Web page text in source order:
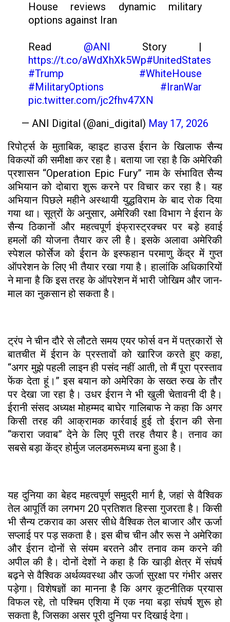
House reviews dynamic military
options against Iran
Read @ANI Story |
https://t.co/aWdXhXk5Wp#UnitedStates
#Trump
#WhiteHouse
#MilitaryOptions
#IranWar‌
pic.twitter.com/jc2fhv47XN
— ANI Digital (@ani_digital) May 17, 2026
रिपोर्ट्स के मुताबिक, व्हाइट हाउस ईरान के खिलाफ सैन्य
विकल्पों की समीक्षा कर रहा है। बताया जा रहा है कि अमेरिकी
प्रशासन “Operation Epic Fury” नाम के संभावित सैन्य
अभियान को दोबारा शुरू करने पर विचार कर रहा है। यह
अभियान पिछले महीने अस्थायी युद्धविराम के बाद रोक दिया
गया था। सूत्रों के अनुसार, अमेरिकी रक्षा विभाग ने ईरान के
सैन्य ठिकानों और महत्वपूर्ण इंफ्रास्ट्रक्चर पर बड़े हवाई
हमलों की योजना तैयार कर ली है। इसके अलावा अमेरिकी
स्पेशल फोर्सेज को ईरान के इस्फहान परमाणु केंद्र में गुप्त
ऑपरेशन के लिए भी तैयार रखा गया है। हालांकि अधिकारियों
ने माना है कि इस तरह के ऑपरेशन में भारी जोखिम और जान-
माल का नुकसान हो सकता है।
ट्रंप ने चीन दौरे से लौटते समय एयर फोर्स वन में पत्रकारों से
बातचीत में ईरान के प्रस्तावों को खारिज करते हुए कहा,
“अगर मुझे पहली लाइन ही पसंद नहीं आती, तो मैं पूरा प्रस्ताव
फेंक देता हूं।” इस बयान को अमेरिका के सख्त रुख के तौर
पर देखा जा रहा है। उधर ईरान ने भी खुली चेतावनी दी है।
ईरानी संसद अध्यक्ष मोहम्मद बाघेर गालिबाफ ने कहा कि अगर
किसी तरह की आक्रामक कार्रवाई हुई तो ईरान की सेना
“करारा जवाब” देने के लिए पूरी तरह तैयार है। तनाव का
सबसे बड़ा केंद्र होर्मुज जलडमरूमध्य बना हुआ है।
यह दुनिया का बेहद महत्वपूर्ण समुद्री मार्ग है, जहां से वैश्विक
तेल आपूर्ति का लगभग 20 प्रतिशत हिस्सा गुजरता है। किसी
भी सैन्य टकराव का असर सीधे वैश्विक तेल बाजार और ऊर्जा
सप्लाई पर पड़ सकता है। इस बीच चीन और रूस ने अमेरिका
और ईरान दोनों से संयम बरतने और तनाव कम करने की
अपील की है। दोनों देशों ने कहा है कि खाड़ी क्षेत्र में संघर्ष
बढ़ने से वैश्विक अर्थव्यवस्था और ऊर्जा सुरक्षा पर गंभीर असर
पड़ेगा। विशेषज्ञों का मानना है कि अगर कूटनीतिक प्रयास
विफल रहे, तो पश्चिम एशिया में एक नया बड़ा संघर्ष शुरू हो
सकता है, जिसका असर पूरी दुनिया पर दिखाई देगा।